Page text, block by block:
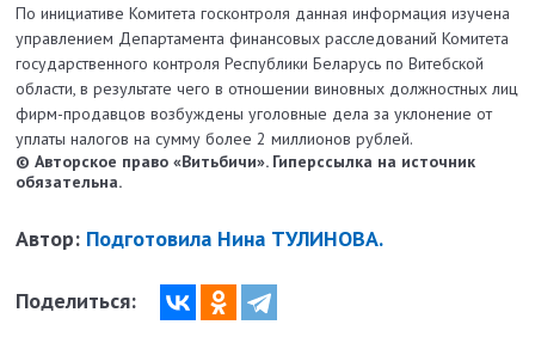
По инициативе Комитета госконтроля данная информация изучена
управлением Департамента финансовых расследований Комитета
государственного контроля Республики Беларусь по Витебской
области, в результате чего в отношении виновных должностных лиц
фирм-продавцов возбуждены уголовные дела за уклонение от
уплаты налогов на сумму более 2 миллионов рублей.
© Авторское право «Витьбичи». Гиперссылка на источник
обязательна.
Автор: Подготовила Нина ТУЛИНОВА.
Поделиться: